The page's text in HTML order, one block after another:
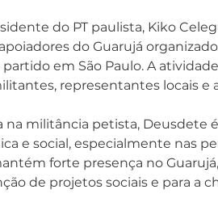
do PT paulista, Kiko
do Guarujá
em São Paulo. A
representantes locais e
militância petista, Deusdete
e social, especialmente nas
forte presença no
de projetos sociais e para a